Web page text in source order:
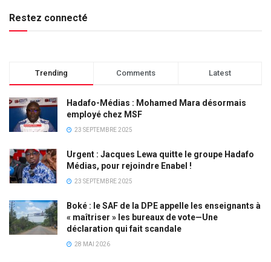
Restez connecté
Trending Comments Latest
Hadafo-Médias : Mohamed Mara désormais
employé chez MSF
23 SEPTEMBRE 2025
Urgent : Jacques Lewa quitte le groupe Hadafo
Médias, pour rejoindre Enabel !
23 SEPTEMBRE 2025
Boké : le SAF de la DPE appelle les enseignants à
« maîtriser » les bureaux de vote—Une
déclaration qui fait scandale
28 MAI 2026